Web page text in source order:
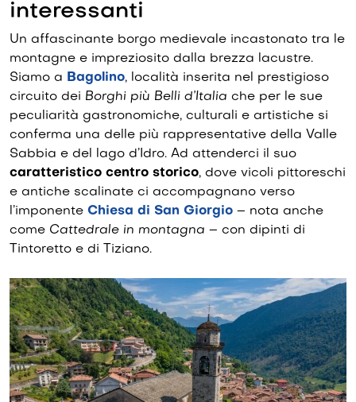
interessanti
Un affascinante borgo medievale incastonato tra le
montagne e impreziosito dalla brezza lacustre.
Siamo a
Bagolino, località inserita nel prestigioso
circuito dei Borghi più Belli d’Italia che per le sue
peculiarità gastronomiche, culturali e artistiche si
conferma una delle più rappresentative della Valle
Sabbia e del lago d’Idro. Ad attenderci il suo
caratteristico centro storico, dove vicoli pittoreschi
e antiche scalinate ci accompagnano verso
l’imponente Chiesa di San Giorgio – nota anche
come Cattedrale in montagna – con dipinti di
Tintoretto e di Tiziano.